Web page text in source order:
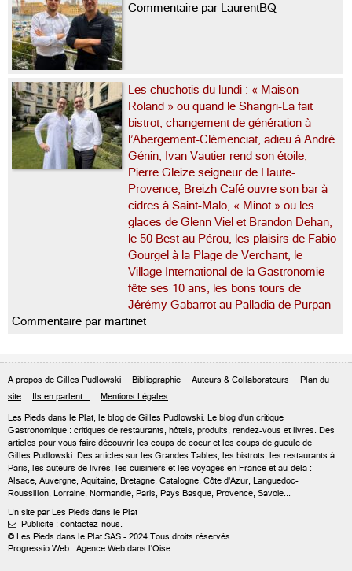
Commentaire par LaurentBQ
Les chuchotis du lundi : « Maison
Roland » ou quand le Shangri-La fait
bistrot, changement de génération à
l’Abergement-Clémenciat, adieu à André
Génin, Ivan Vautier rend son étoile,
Pierre Gleize seigneur de Haute-
Provence, Breizh Café ouvre son bar à
cidres à Saint-Malo, « Minot » ou les
glaces de Glenn Viel et Brandon Dehan,
le 50 Best au Pérou, les plaisirs de Fabio
Gourgel à la Plage de Verchant, le
Village International de la Gastronomie
fête ses 10 ans, les bons tours de
Jérémy Gabarrot au Palladia de Purpan
Commentaire par martinet
A propos de Gilles Pudlowski Bibliographie Auteurs & Collaborateurs
Plan du
site
Ils en parlent... Mentions Légales
Les Pieds dans le Plat, le blog de Gilles Pudlowski. Le blog d'un critique
Gastronomique : critiques de restaurants, hôtels, produits, rendez-vous et livres. Des
articles pour vous faire découvrir les coups de coeur et les coups de gueule de
Gilles Pudlowski. Des articles sur les Grandes Tables, les bistrots, les restaurants à
Paris, les auteurs de livres, les cuisiniers et les voyages en France et au-delà :
Alsace, Auvergne, Aquitaine, Bretagne, Catalogne, Côte d'Azur, Languedoc-
Roussillon, Lorraine, Normandie, Paris, Pays Basque, Provence, Savoie...
Un site par Les Pieds dans le Plat
 Publicité : contactez-nous.
© Les Pieds dans le Plat SAS - 2024 Tous droits réservés
Progressio Web : Agence Web dans l'Oise